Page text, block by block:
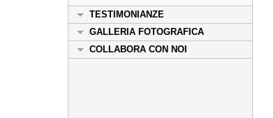
TESTIMONIANZE
GALLERIA FOTOGRAFICA
COLLABORA CON NOI